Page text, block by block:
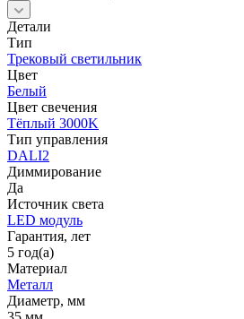
Детали
Тип
Трековый светильник
Цвет
Белый
Цвет свечения
Тёплый 3000K
Тип управления
DALI2
Диммирование
Да
Источник cвета
LED модуль
Гарантия, лет
5 год(а)
Материал
Металл
Диаметр, мм